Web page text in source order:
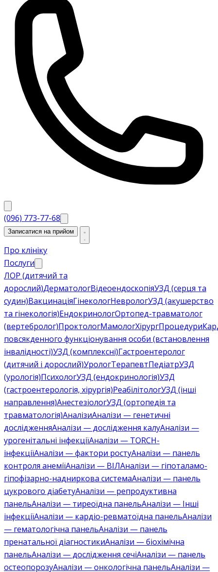
(096) 773-77-68
Записатися на прийом
Про клініку
Послуги
ЛОР (дитячий та
дорослий)ДерматологВідеоендоскопіяУЗД (серця та
судин)ВакцинаціяГінекологНеврологУЗД (акушерство
та гінекологія)ЕндокринологОртопед-травматолог
(вертебролог)ПроктологМамологХірургПроцедури
повсякденного функціонування особи (встановлення
інвалідності)УЗД (комплексні)Гастроентеролог
(дитячий і дорослий)УрологТерапевтПедіатрУЗД
(урологія)ПсихологУЗД (ендокринологія)УЗД
(гастроентерологія, хірургія)РеабілітологУЗД (інші
направлення)АнестезіологУЗД (ортопедія та
травматологія)АналізиАналізи — генетичні
дослідженняАналізи — дослідження калуАналізи —
урогенітальні інфекціїАналізи — TORCH-
інфекціїАналізи — фактори ростуАналізи — панель
контроля анеміїАналізи — ВІЛАналізи — гіпоталамо-
гіпофізарно-надниркова системаАналізи — панель
цукрового діабетуАналізи — репродуктивна
панельАналізи — тиреоїдна панельАналізи — Інші
інфекціїАналізи — кардіо-ревматоїдна панельАналізи
— гематологічна панельАналізи — панель
пренатальної діагностикиАналізи — біохімічна
панельАналізи — дослідження сечіАналізи — панель
остеопорозуАналізи — онкологічна панельАналізи —